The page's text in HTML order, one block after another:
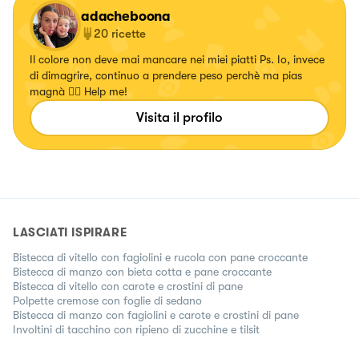
adacheboona
20 ricette
Il colore non deve mai mancare nei miei piatti Ps. Io, invece
di dimagrire, continuo a prendere peso perchè ma pias
magnà 🤦‍♀️ Help me!
Visita il profilo
LASCIATI ISPIRARE
Bistecca di vitello con fagiolini e rucola con pane croccante
Bistecca di manzo con bieta cotta e pane croccante
Bistecca di vitello con carote e crostini di pane
Polpette cremose con foglie di sedano
Bistecca di manzo con fagiolini e carote e crostini di pane
Involtini di tacchino con ripieno di zucchine e tilsit